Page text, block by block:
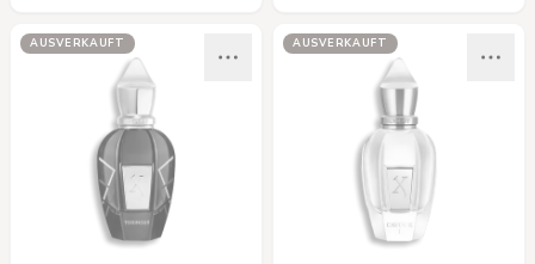
AUSVERKAUFT AUSVERKAUFT